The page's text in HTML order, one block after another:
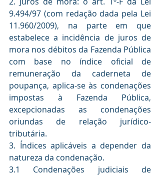
9.494/97 (com redação dada pela Lei
11.960/2009), na parte em que
estabelece a incidência de juros de
mora nos débitos da Fazenda Pública
com base no índice oficial de
remuneração da caderneta de
poupança, aplica-se às condenações
impostas à Fazenda Pública,
excepcionadas as condenações
oriundas de relação jurídico-
tributária.
3. Índices aplicáveis a depender da
natureza da condenação.
3.1 Condenações judiciais de